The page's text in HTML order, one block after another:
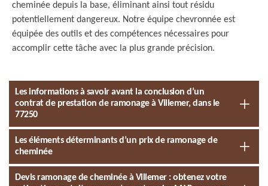
cheminée depuis la base, éliminant ainsi tout résidu
potentiellement dangereux. Notre équipe chevronnée est
équipée des outils et des compétences nécessaires pour
accomplir cette tâche avec la plus grande précision.
Les informations à savoir avant la conclusion d’un
contrat de prestation de ramonage à Villemer, dans le
77250
Les éléments déterminants d’un prix de ramonage de
cheminée
Devis ramonage de cheminée à Villemer : obtenez votre